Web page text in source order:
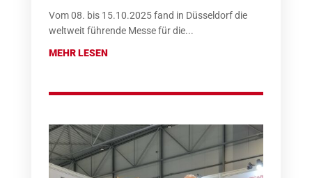
Vom 08. bis 15.10.2025 fand in Düsseldorf die
weltweit führende Messe für die...
MEHR LESEN